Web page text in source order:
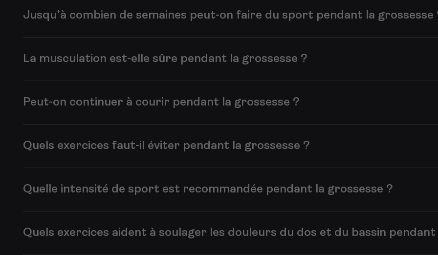
d’éviter les sports de contact ou ceux présentant un risque élevé de chute. Choisissez surtout une activité dans
Jusqu’à combien de semaines peut-on faire du sport pendant la grossesse
adaptés au fil de la grossesse. Le confort et la sécurité restent les priorités.
La musculation est-elle sûre pendant la grossesse ?
Il est toutefois conseillé d’éviter les charges trop lourdes et de privilégier des mouvements contrôlés avec une
Peut-on continuer à courir pendant la grossesse ?
un cardio à faible impact en raison des changements du corps. Le confort et la prévention des blessures sont plus
Quels exercices faut-il éviter pendant la grossesse ?
également déconseillé plus tard dans la grossesse. Privilégiez des mouvements sûrs, contrôlés et adaptés à votre
Quelle intensité de sport est recommandée pendant la grossesse ?
Une fatigue extrême, des vertiges ou des douleurs sont des signaux indiquant qu’il faut ralentir ou s’arrêter.
Quels exercices aident à soulager les douleurs du dos et du bassin pendant